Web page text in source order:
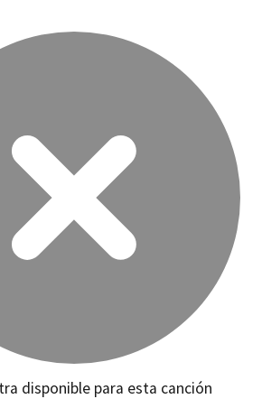
disponible para esta canción